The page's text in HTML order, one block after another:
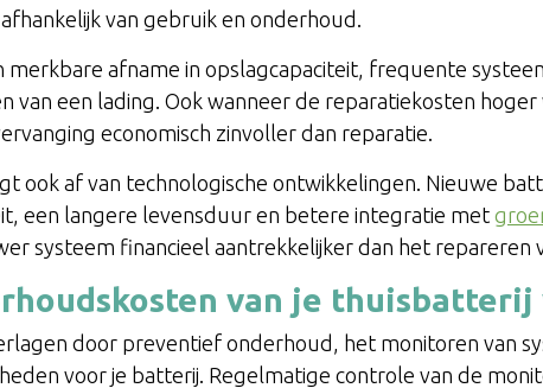
van gebruik en onderhoud.
merkbare afname in opslagcapaciteit, frequente
van een lading. Ook wanneer de reparatiekosten
economisch zinvoller dan reparatie.
ook af van technologische ontwikkelingen. Nieuwe
een langere levensduur en betere integratie met
systeem financieel aantrekkelijker dan het repareren
van je thuisbatterij
door preventief onderhoud, het monitoren van
voor je batterij. Regelmatige controle van de